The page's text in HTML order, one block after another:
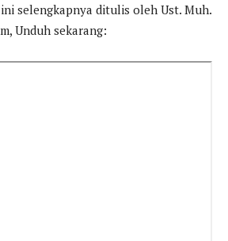
selengkapnya ditulis oleh Ust. Muh.
Unduh sekarang: